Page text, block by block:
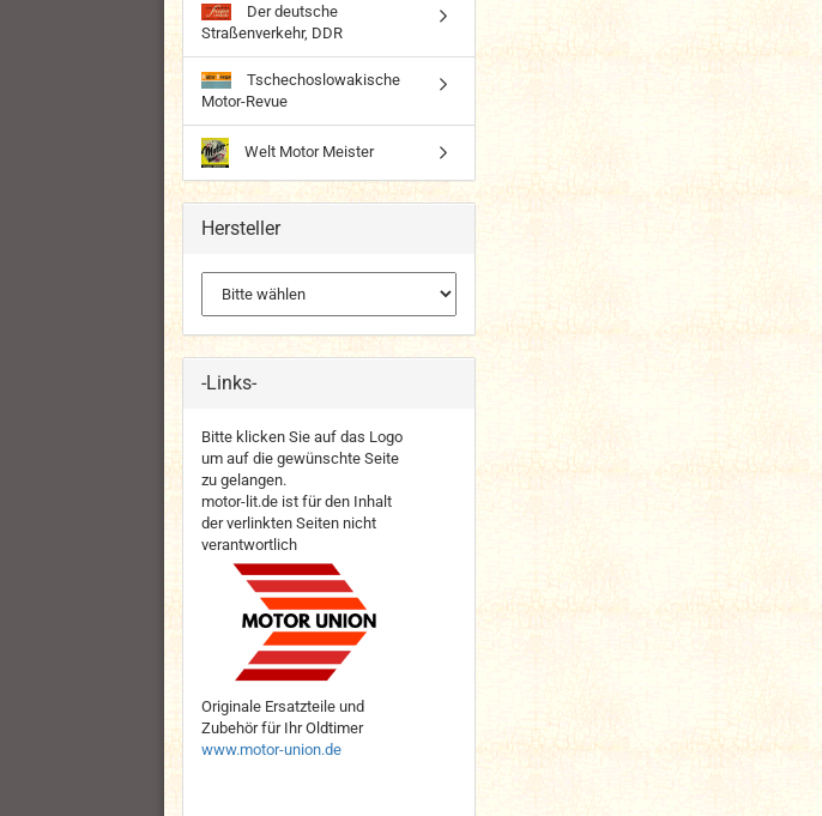
Der deutsche
Straßenverkehr, DDR
Tschechoslowakische
Motor-Revue
Welt Motor Meister
Hersteller
-Links-
Bitte klicken Sie auf das Logo
um auf die gewünschte Seite
zu gelangen.
motor-lit.de ist für den Inhalt
der verlinkten Seiten nicht
verantwortlich
Originale Ersatzteile und
Zubehör für Ihr Oldtimer
www.motor-union.de